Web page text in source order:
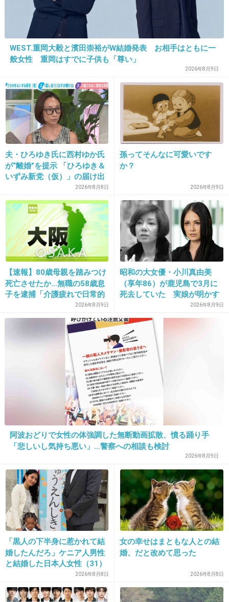
そろそろ半顔メイク飽きたよねｗｗ
整形してるのかしてないのかわかんないけど
くみっきーって不自然な顔だよね
しかももうPOP自体落ち目じゃない？
+266 -13
加工してるだろ（笑）肌が綺麗過ぎるでしょ
+217 -6
21. 匿名2013/07/30(火) 22:58:12
瀬川瑛子に似てる
2013/07/30(火) 22:58:23
これで整形級なら桃はなに？（笑）
+205
23. 匿名2013/07/30(火) 22:58:35
それが嫌ならやらなきゃいい。
+118 -5
鼻筋ピカピカ！
-4
WEST.重岡大毅と濱田崇裕がW結婚発表 お相手はともに一
般女性 重岡はすでに子供も「尊い」
2026年8月9日
夫・ひろゆき氏に西村ゆか氏
が“離婚”を提示 「ひろゆき＆
いずみ新党（仮）」の届け出
を知らされず激怒「信頼関係
が保てない状態で夫婦を続け
るのは無理」
2026年8月8日
孫ってそんなに可愛いです
か？
2026年8月9日
【速報】80歳母親を踏みつけ
死亡させたか…無職の58歳息
子を逮捕「介護疲れで日常的
に暴行」肋骨８本折れ体には
多数の痕 大阪・岬町
2026年8月9日
昭和の大女優・小川真由美
（享年86）が鹿児島で3月に
死去していた 実娘が明かす
「毒母」の素顔と空白の晩年
2026年8月9日
阿波おどりで女性の体強調した無断動画拡散、憤る踊り手
「悲しいし気持ち悪い」…警察への相談も検討
2026年8月9日
「黒人の下半身に惹かれて結
婚したんだろ」ケニア人男性
と結婚した日本人女性（31）
に“誹謗中傷”殺到…本人が語
る、日本で感じる“外国人差
別”のリアル
2026年8月8日
女の幸せはまともな人との結
婚、だと改めて思った
2026年8月8日